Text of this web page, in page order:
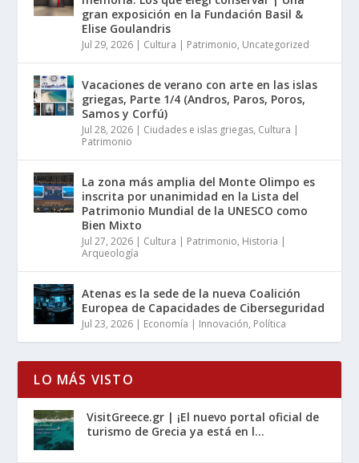
gran exposición en la Fundación Basil &
Elise Goulandris
Jul 29, 2026 | Cultura | Patrimonio, Uncategorized
Vacaciones de verano con arte en las islas
griegas, Parte 1/4 (Andros, Paros, Poros,
Samos y Corfú)
Jul 28, 2026 | Ciudades e islas griegas, Cultura |
Patrimonio
La zona más amplia del Monte Olimpo es
inscrita por unanimidad en la Lista del
Patrimonio Mundial de la UNESCO como
Bien Mixto
Jul 27, 2026 | Cultura | Patrimonio, Historia |
Arqueología
Atenas es la sede de la nueva Coalición
Europea de Capacidades de Ciberseguridad
Jul 23, 2026 | Economía | Innovación, Política
LO MÁS VISTO
VisitGreece.gr | ¡El nuevo portal oficial de
turismo de Grecia ya está en l...